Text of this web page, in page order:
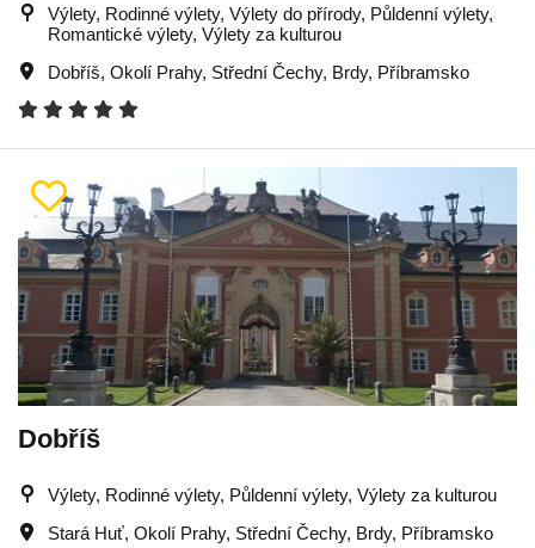
Výlety, Rodinné výlety, Výlety do přírody, Půldenní výlety,
Romantické výlety, Výlety za kulturou
Dobříš, Okolí Prahy, Střední Čechy, Brdy, Příbramsko
Dobříš
Výlety, Rodinné výlety, Půldenní výlety, Výlety za kulturou
Stará Huť, Okolí Prahy, Střední Čechy, Brdy, Příbramsko